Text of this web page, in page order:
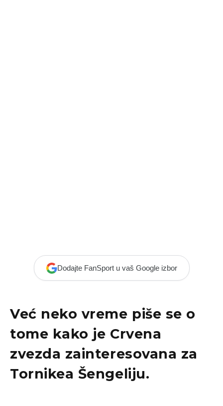
Dodajte FanSport u vaš Google izbor
Već neko vreme piše se o
tome kako je Crvena
zvezda zainteresovana za
Tornikea Šengeliju.